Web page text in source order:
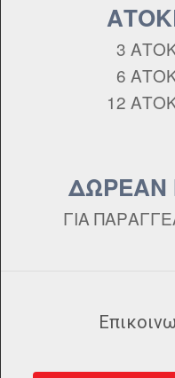
3
6
12
ΔΩΡΕΑΝ
ΓΙΑ